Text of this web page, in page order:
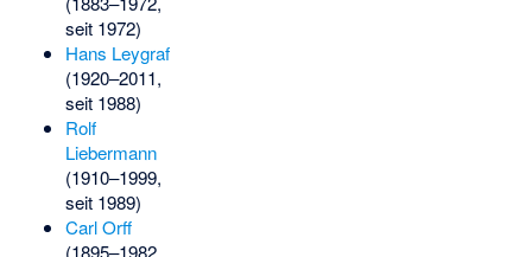
seit 1972)
Hans Leygraf
(1920–2011,
seit 1988)
Rolf
Liebermann
(1910–1999,
seit 1989)
Carl Orff
(1895–1982,